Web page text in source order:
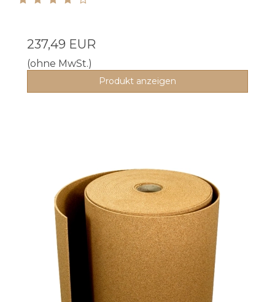
237,49 EUR
(ohne MwSt.)
Produkt anzeigen